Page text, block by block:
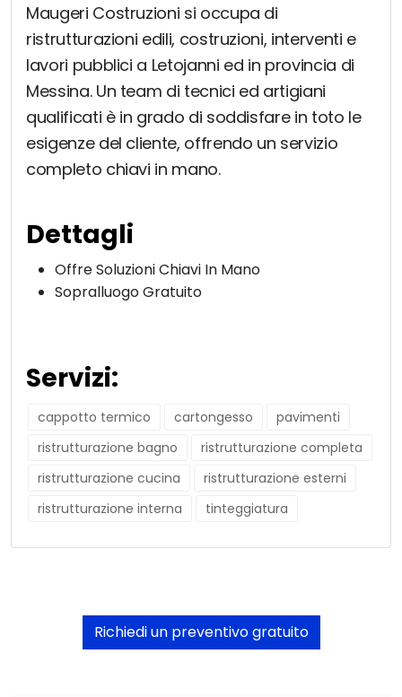
Maugeri Costruzioni si occupa di
ristrutturazioni edili, costruzioni, interventi e
lavori pubblici a Letojanni ed in provincia di
Messina. Un team di tecnici ed artigiani
qualificati è in grado di soddisfare in toto le
esigenze del cliente, offrendo un servizio
completo chiavi in mano.
Dettagli
Offre Soluzioni Chiavi In Mano
Sopralluogo Gratuito
Servizi:
cappotto termico cartongesso
pavimenti
ristrutturazione bagno
ristrutturazione completa
ristrutturazione cucina
ristrutturazione esterni
ristrutturazione interna
tinteggiatura
Richiedi un preventivo gratuito